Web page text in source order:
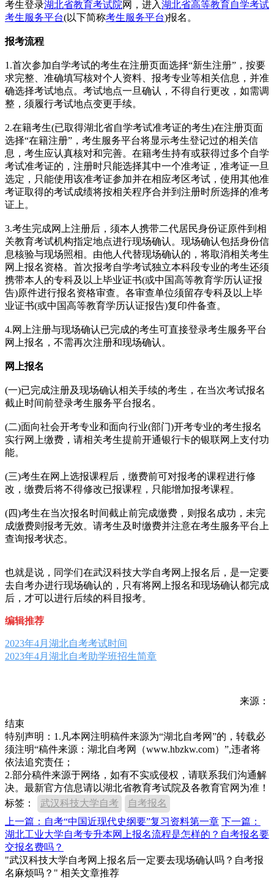
考生登录湖北省教育考试院网，进入湖北省高等教育自学考试
考生服务平台(以下简称考生服务平台)报名。
报考流程
1.首次参加自学考试的考生在注册页面选择“新生注册”，按要
求完整、准确填写核对个人资料、报考专业等相关信息，并准
确选择考试地点。考试地点一旦确认，不得自行更改，如需调
整，须履行考试地点变更手续。
2.在籍考生(已取得湖北省自学考试准考证的考生)在注册页面
选择“在籍注册”，考生服务平台将显示考生登记过的相关信
息，考生应认真核对和完善。在籍考生持有或获得过多个自学
考试准考证的，注册时只能选择其中一个准考证，准考证一旦
选定，只能使用该准考证参加并在相应考区考试，使用其他准
考证取得的考试成绩将按相关程序合并到注册时所选择的准考
证上。
3.考生完成网上注册后，须本人携带二代居民身份证原件到相
关教育考试机构指定地点进行现场确认。现场确认包括身份信
息核验与现场照相。由他人代替现场确认的，将取消相关考生
网上报名资格。首次报考自学考试独立本科段专业的考生还须
携带本人的专科及以上毕业证书(或中国高等教育学历认证报
告)原件进行报名资格审查。各审查单位须留存专科及以上毕
业证书(或中国高等教育学历认证报告)复印件备查。
4.网上注册与现场确认已完成的考生可直接登录考生服务平台
网上报名，不需再次注册和现场确认。
网上报名
(一)已完成注册及现场确认相关手续的考生，在当次考试报名
截止时间前登录考生服务平台报名。
(二)面向社会开考专业和面向行业(部门)开考专业的考生报名
实行网上缴费，请相关考生提前开通银行卡的银联网上支付功
能。
(三)考生在网上选报课程后，缴费前可对报考的课程进行修
改，缴费后将不得修改已报课程，只能增加报考课程。
(四)考生在当次报名时间截止前完成缴费，则报名成功，未完
成缴费则报考无效。请考生及时缴费并注意在考生服务平台上
查询报考状态。
也就是说，同学们在武汉科技大学自考网上报名后，是一定要
去自考办进行现场确认的，只有将网上报名和现场确认都完成
后，才可以进行后续的科目报考。
编辑推荐
2023年4月湖北自考考试时间
2023年4月湖北自考助学班招生简章
来源：
结束
特别声明：1.凡本网注明稿件来源为“湖北自考网”的，转载必
须注明“稿件来源：湖北自考网（www.hbzkw.com）”,违者将
依法追究责任；
2.部分稿件来源于网络，如有不实或侵权，请联系我们沟通解
决。最新官方信息请以湖北省教育考试院及各教育官网为准！
标签：
武汉科技大学自考
自考报名
上一篇：自考“中国近现代史纲要”复习资料第一章 下一篇：
湖北工业大学自考专升本网上报名流程是怎样的？自考报名要
交报名费吗？
"武汉科技大学自考网上报名后一定要去现场确认吗？自考报
名麻烦吗？" 相关文章推荐